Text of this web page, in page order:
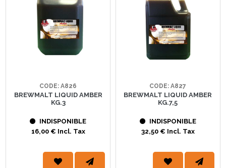
CODE: A826
BREWMALT LIQUID AMBER
KG.3
INDISPONIBLE
16,00 € Incl. Tax
CODE: A827
BREWMALT LIQUID AMBER
KG.7,5
INDISPONIBLE
32,50 € Incl. Tax